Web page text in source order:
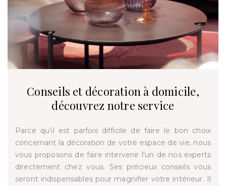
Conseils et décoration à domicile,
découvrez notre service
Parce qu’il est parfois difficile de faire le bon choix
concernant la décoration de votre espace de vie, nous
vous proposons de faire intervenir l'un de nos experts
directement chez vous. Ses précieux conseils vous
seront indispensables pour magnifier votre intérieur. Il